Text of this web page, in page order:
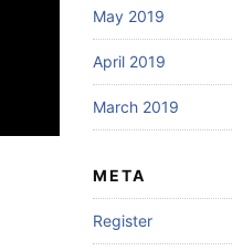
May 2019
April 2019
March 2019
META
Register